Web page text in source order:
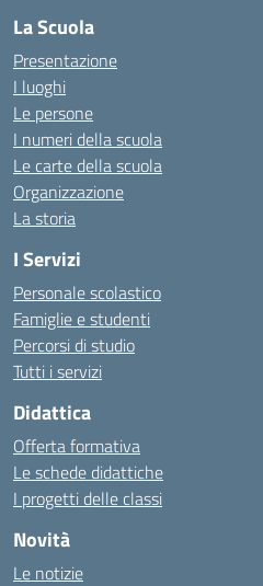
La Scuola
Presentazione
I luoghi
Le persone
I numeri della scuola
Le carte della scuola
Organizzazione
La storia
I Servizi
Personale scolastico
Famiglie e studenti
Percorsi di studio
Tutti i servizi
Didattica
Offerta formativa
Le schede didattiche
I progetti delle classi
Novità
Le notizie